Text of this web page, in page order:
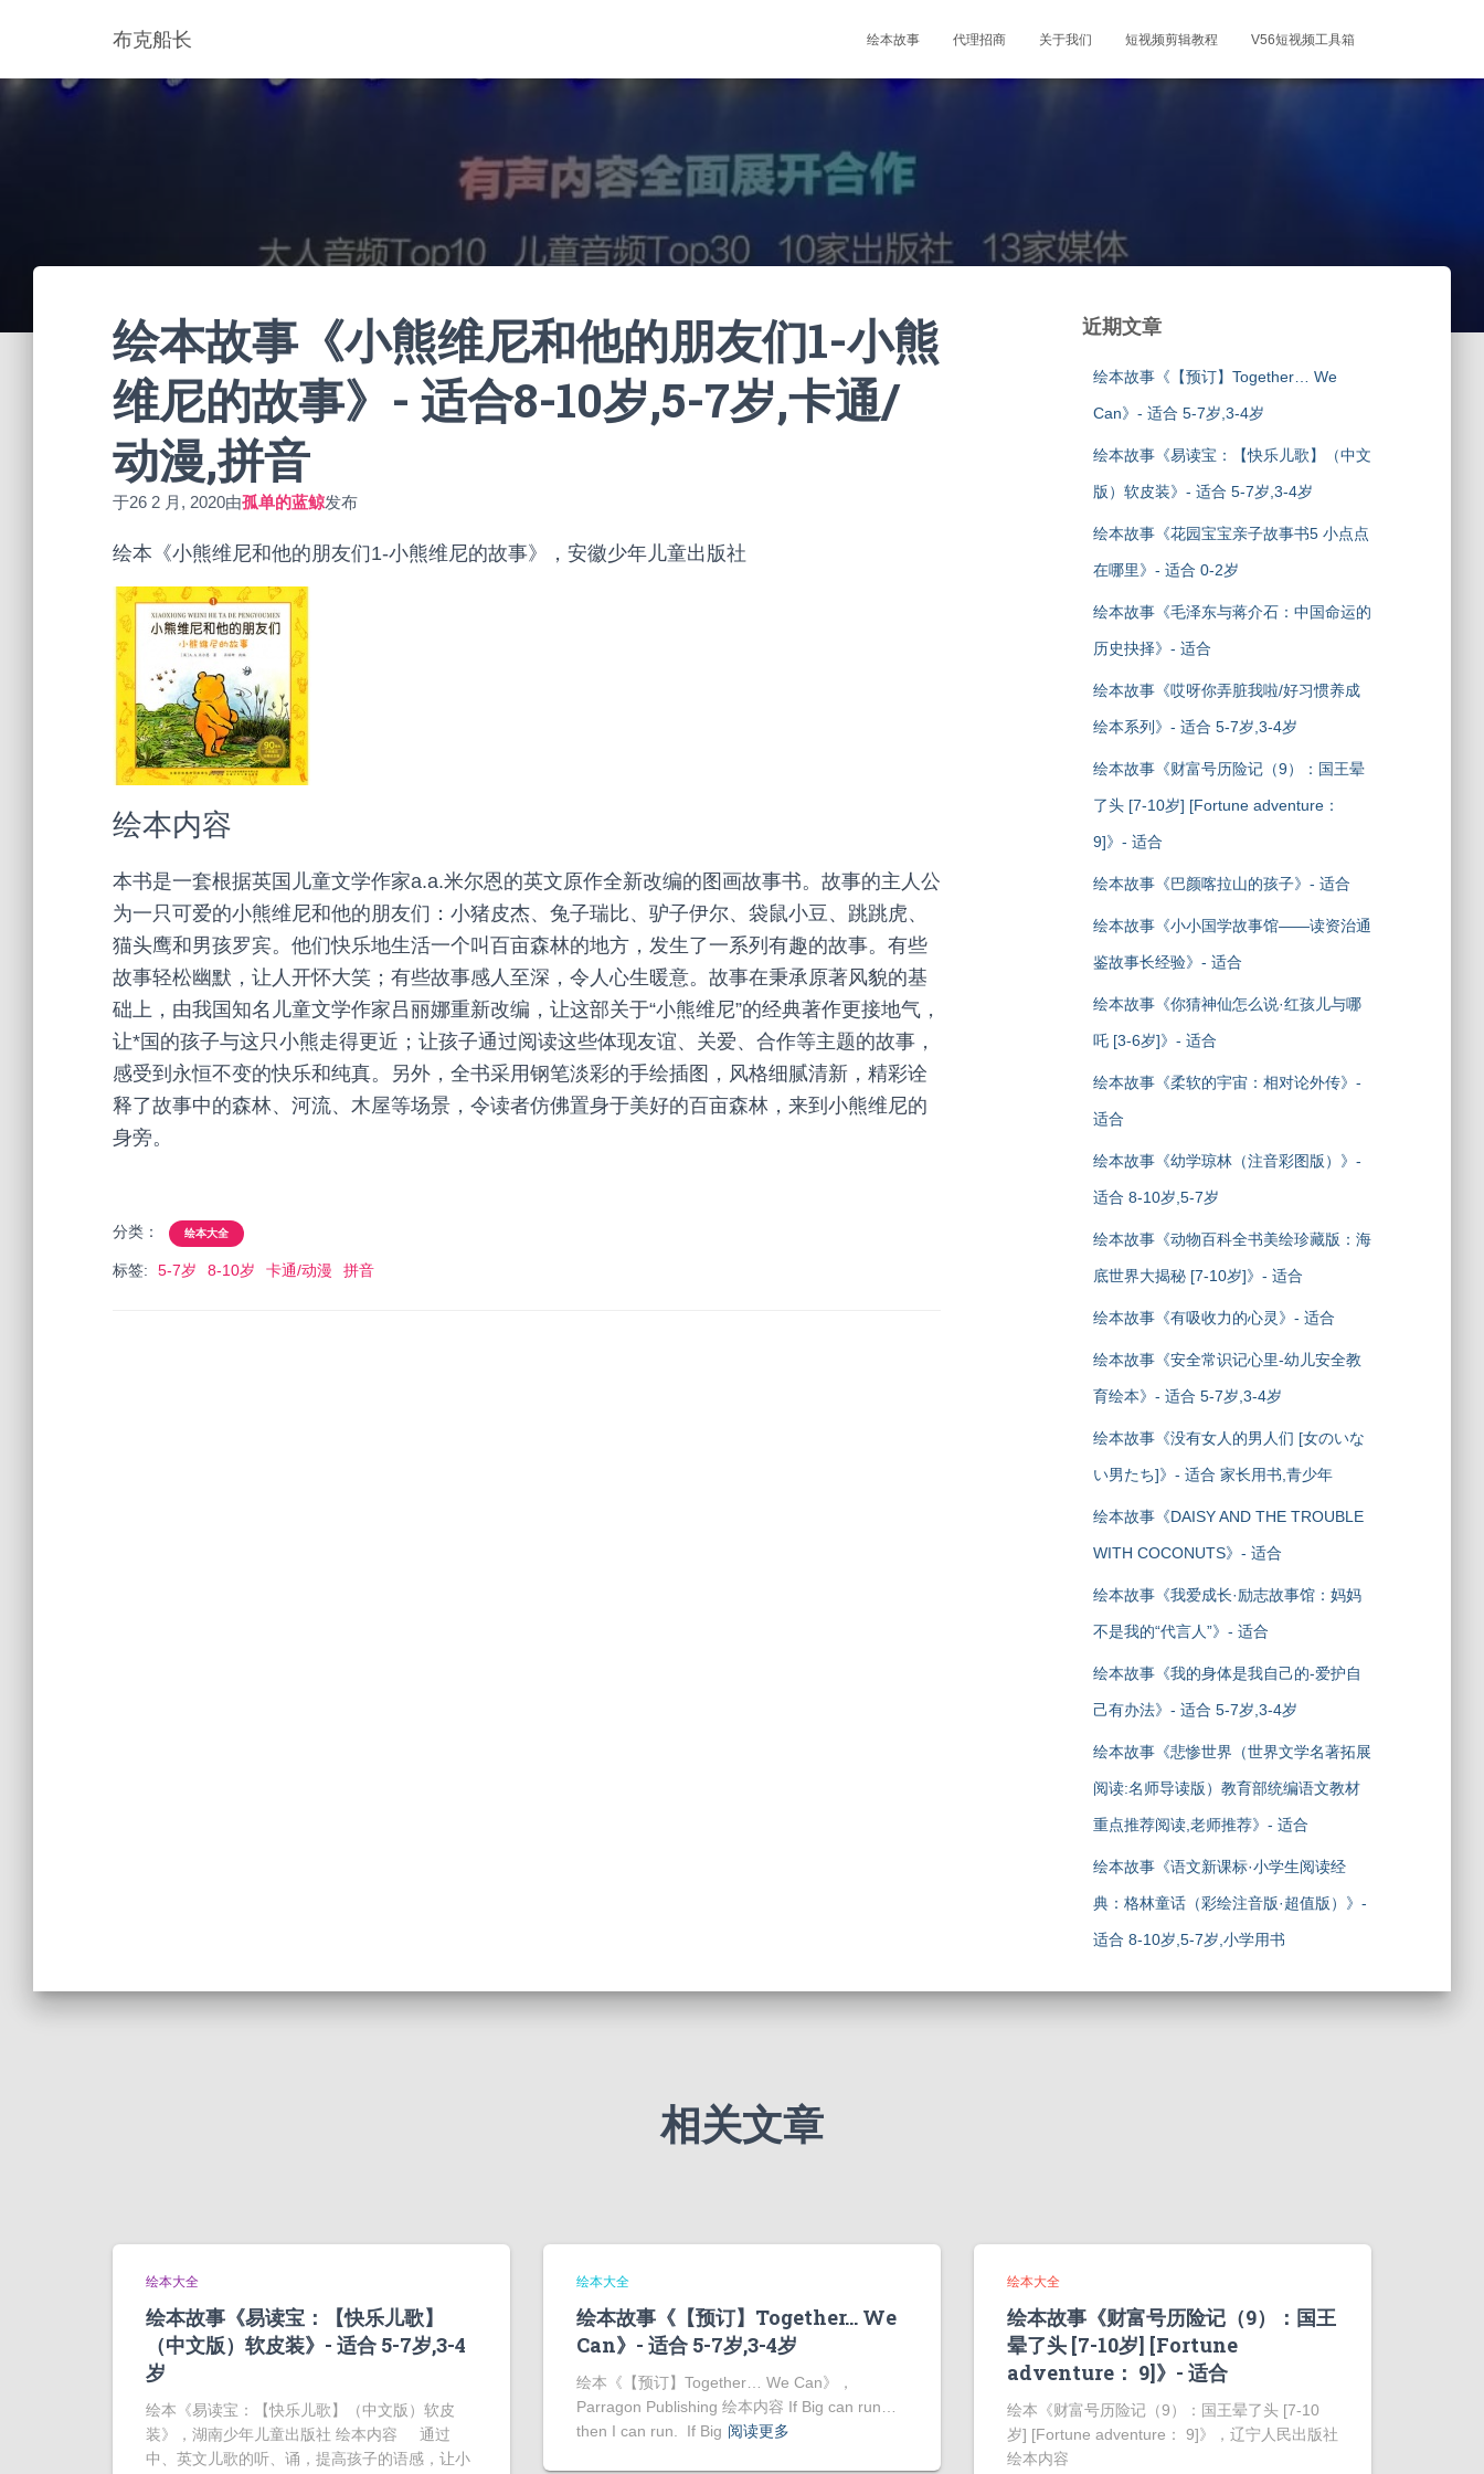
布克船长 绘本故事 代理招商 关于我们 短视频剪辑教程 V56短视频工具箱
绘本故事《小熊维尼和他的朋友们1-小熊
维尼的故事》- 适合8-10岁,5-7岁,卡通/
动漫,拼音
于26 2 月, 2020由孤单的蓝鲸发布
绘本《小熊维尼和他的朋友们1-小熊维尼的故事》，安徽少年儿童出版社
绘本内容
本书是一套根据英国儿童文学作家a.a.米尔恩的英文原作全新改编的图画故事书。故事的主人公
为一只可爱的小熊维尼和他的朋友们：小猪皮杰、兔子瑞比、驴子伊尔、袋鼠小豆、跳跳虎、
猫头鹰和男孩罗宾。他们快乐地生活一个叫百亩森林的地方，发生了一系列有趣的故事。有些
故事轻松幽默，让人开怀大笑；有些故事感人至深，令人心生暖意。故事在秉承原著风貌的基
础上，由我国知名儿童文学作家吕丽娜重新改编，让这部关于“小熊维尼”的经典著作更接地气，
让*国的孩子与这只小熊走得更近；让孩子通过阅读这些体现友谊、关爱、合作等主题的故事，
感受到永恒不变的快乐和纯真。另外，全书采用钢笔淡彩的手绘插图，风格细腻清新，精彩诠
释了故事中的森林、河流、木屋等场景，令读者仿佛置身于美好的百亩森林，来到小熊维尼的
身旁。
分类： 绘本大全
标签: 5-7岁 8-10岁 卡通/动漫 拼音
近期文章
绘本故事《【预订】Together… We
Can》- 适合 5-7岁,3-4岁
绘本故事《易读宝：【快乐儿歌】（中文
版）软皮装》- 适合 5-7岁,3-4岁
绘本故事《花园宝宝亲子故事书5 小点点
在哪里》- 适合 0-2岁
绘本故事《毛泽东与蒋介石：中国命运的
历史抉择》- 适合
绘本故事《哎呀你弄脏我啦/好习惯养成
绘本系列》- 适合 5-7岁,3-4岁
绘本故事《财富号历险记（9）：国王晕
了头 [7-10岁] [Fortune adventure：
9]》- 适合
绘本故事《巴颜喀拉山的孩子》- 适合
绘本故事《小小国学故事馆——读资治通
鉴故事长经验》- 适合
绘本故事《你猜神仙怎么说·红孩儿与哪
吒 [3-6岁]》- 适合
绘本故事《柔软的宇宙：相对论外传》-
适合
绘本故事《幼学琼林（注音彩图版）》-
适合 8-10岁,5-7岁
绘本故事《动物百科全书美绘珍藏版：海
底世界大揭秘 [7-10岁]》- 适合
绘本故事《有吸收力的心灵》- 适合
绘本故事《安全常识记心里-幼儿安全教
育绘本》- 适合 5-7岁,3-4岁
绘本故事《没有女人的男人们 [女のいな
い男たち]》- 适合 家长用书,青少年
绘本故事《DAISY AND THE TROUBLE
WITH COCONUTS》- 适合
绘本故事《我爱成长·励志故事馆：妈妈
不是我的“代言人”》- 适合
绘本故事《我的身体是我自己的-爱护自
己有办法》- 适合 5-7岁,3-4岁
绘本故事《悲惨世界（世界文学名著拓展
阅读:名师导读版）教育部统编语文教材
重点推荐阅读,老师推荐》- 适合
绘本故事《语文新课标·小学生阅读经
典：格林童话（彩绘注音版·超值版）》-
适合 8-10岁,5-7岁,小学用书
相关文章
绘本大全
绘本故事《易读宝：【快乐儿歌】
（中文版）软皮装》- 适合 5-7岁,3-4
岁
绘本《易读宝：【快乐儿歌】（中文版）软皮
装》，湖南少年儿童出版社 绘本内容 通过
中、英文儿歌的听、诵，提高孩子的语感，让小
绘本大全
绘本故事《【预订】Together… We
Can》- 适合 5-7岁,3-4岁
绘本《【预订】Together… We Can》，
Parragon Publishing 绘本内容 If Big can run…
then I can run. If Big 阅读更多
绘本大全
绘本故事《财富号历险记（9）：国王
晕了头 [7-10岁] [Fortune
adventure： 9]》- 适合
绘本《财富号历险记（9）：国王晕了头 [7-10
岁] [Fortune adventure： 9]》，辽宁人民出版社
绘本内容